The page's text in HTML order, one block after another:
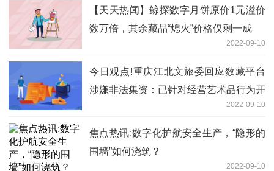
【天天热闻】鲸探数字月饼原价1元溢价
数万倍，其余藏品“熄火”价格仅剩一成
2022-09-10
今日观点!重庆江北文旅委回应数藏平台
涉嫌非法集资：已针对经营艺术品行为开
2022-09-10
焦点热讯:数字化护航安全生产，“隐形的
围墙”如何浇筑？
2022-09-10